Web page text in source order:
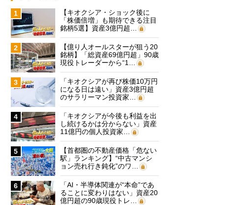
1
【キオクシア・ショック後に
「株価倍増」も期待できる注目
銘柄5選】資産3億円超…
2
【億り人オールスターが狙う20
銘柄】「総資産69億円超」90歳
現役トレーダーから“1…
3
「キオクシアが再び株価10万円
になる日は遠い」資産3億円超
のサラリーマン投資家…
4
「キオクシアが今後も利益を出
し続けるかは分からない」資産
11億円の個人投資家…
5
【首都圏の不動産価格「危ない
駅」ランキング】“中古マンシ
ョン売れ行き鈍化”のワ…
6
「AI・半導体関連が“本命”であ
ることに変わりはない」資産20
億円超の90歳現役トレ…